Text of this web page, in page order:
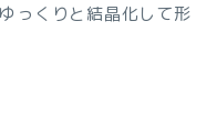
っくりと結晶化して形